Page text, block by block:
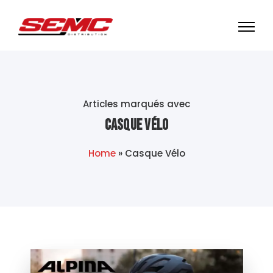
Articles marqués avec
Casque Vélo
Home» Casque Vélo